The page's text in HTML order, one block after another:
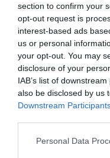
section to confirm your
opt-out request is
interest-based ads
us or personal
your opt-out. You may
disclosure of your
IAB’s list of
also be disclosed by us
Downstream
Personal Data